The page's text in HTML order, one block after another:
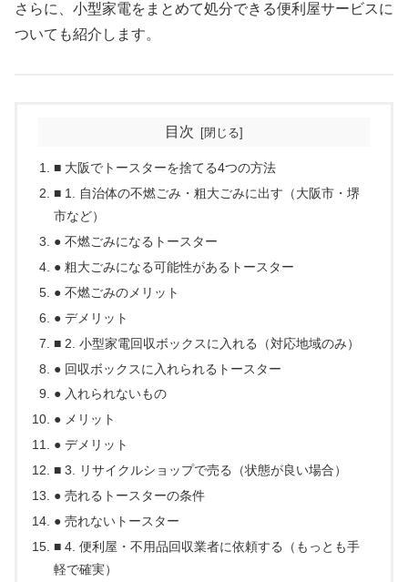
さらに、小型家電をまとめて処分できる便利屋サービスに
ついても紹介します。
目次
■ 大阪でトースターを捨てる4つの方法
■ 1. 自治体の不燃ごみ・粗大ごみに出す（大阪市・堺
市など）
● 不燃ごみになるトースター
● 粗大ごみになる可能性があるトースター
● 不燃ごみのメリット
● デメリット
■ 2. 小型家電回収ボックスに入れる（対応地域のみ）
● 回収ボックスに入れられるトースター
● 入れられないもの
● メリット
● デメリット
■ 3. リサイクルショップで売る（状態が良い場合）
● 売れるトースターの条件
● 売れないトースター
■ 4. 便利屋・不用品回収業者に依頼する（もっとも手
軽で確実）